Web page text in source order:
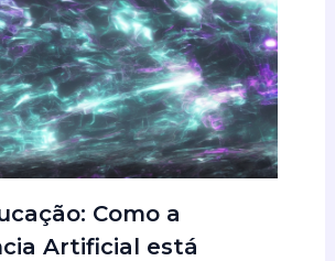
Como a
Artificial está